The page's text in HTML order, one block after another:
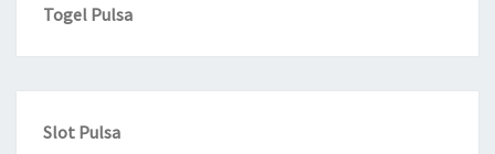
Togel Pulsa
Slot Pulsa